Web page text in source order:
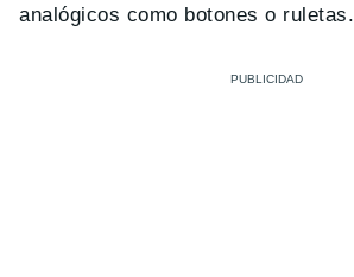
analógicos como botones o ruletas.